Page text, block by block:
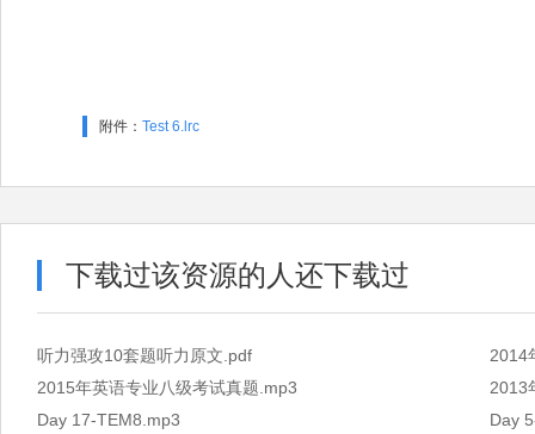
附件： Test 6.lrc
下载过该资源的人还下载过
听力强攻10套题听力原文.pdf
2014
2015年英语专业八级考试真题.mp3
2013
Day 17-TEM8.mp3
Day